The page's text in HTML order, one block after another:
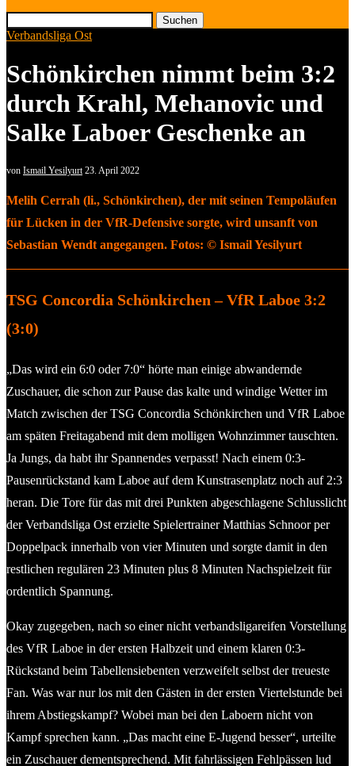
Suchen
Verbandsliga Ost
Schönkirchen nimmt beim 3:2
durch Krahl, Mehanovic und
Salke Laboer Geschenke an
von Ismail Yesilyurt 23. April 2022
Melih Cerrah (li., Schönkirchen), der mit seinen Tempoläufen
für Lücken in der VfR-Defensive sorgte, wird unsanft von
Sebastian Wendt angegangen. Fotos: © Ismail Yesilyurt
TSG Concordia Schönkirchen – VfR Laboe 3:2
(3:0)
„Das wird ein 6:0 oder 7:0“ hörte man einige abwandernde
Zuschauer, die schon zur Pause das kalte und windige Wetter im
Match zwischen der TSG Concordia Schönkirchen und VfR Laboe
am späten Freitagabend mit dem molligen Wohnzimmer tauschten.
Ja Jungs, da habt ihr Spannendes verpasst! Nach einem 0:3-
Pausenrückstand kam Laboe auf dem Kunstrasenplatz noch auf 2:3
heran. Die Tore für das mit drei Punkten abgeschlagene Schlusslicht
der Verbandsliga Ost erzielte Spielertrainer Matthias Schnoor per
Doppelpack innerhalb von vier Minuten und sorgte damit in den
restlichen regulären 23 Minuten plus 8 Minuten Nachspielzeit für
ordentlich Spannung.
Okay zugegeben, nach so einer nicht verbandsligareifen Vorstellung
des VfR Laboe in der ersten Halbzeit und einem klaren 0:3-
Rückstand beim Tabellensiebenten verzweifelt selbst der treueste
Fan. Was war nur los mit den Gästen in der ersten Viertelstunde bei
ihrem Abstiegskampf? Wobei man bei den Laboern nicht von
Kampf sprechen kann. „Das macht eine E-Jugend besser“, urteilte
ein Zuschauer dementsprechend. Mit fahrlässigen Fehlpässen lud